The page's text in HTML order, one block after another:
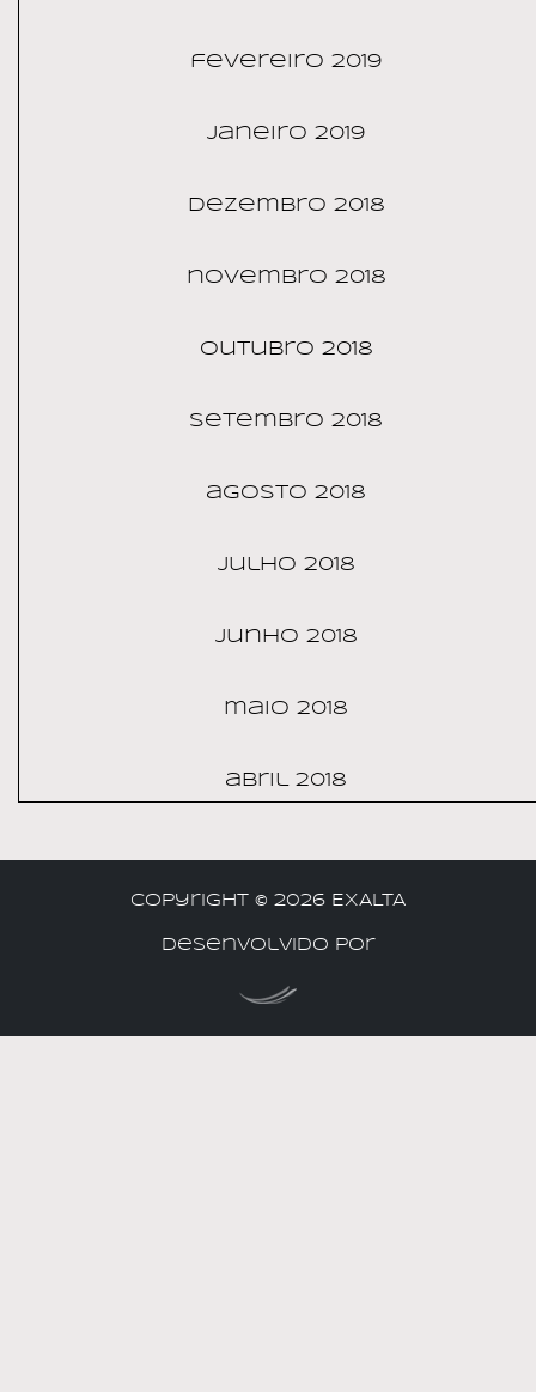
fevereiro 2019
janeiro 2019
dezembro 2018
novembro 2018
outubro 2018
setembro 2018
agosto 2018
julho 2018
junho 2018
maio 2018
abril 2018
Copyright © 2026 EXALTA
Desenvolvido por